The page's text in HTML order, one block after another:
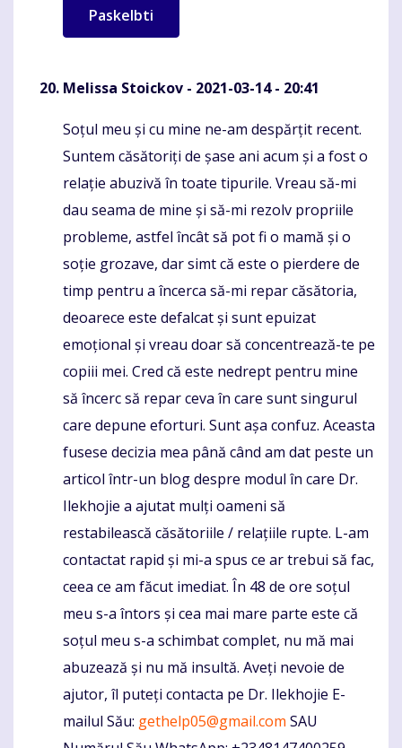
Melissa Stoickov - 2021-03-14 - 20:41
Komentaras
Soțul meu și cu mine ne-am despărțit recent.
Suntem căsătoriți de șase ani acum și a fost o
relație abuzivă în toate tipurile. Vreau să-mi
dau seama de mine și să-mi rezolv propriile
probleme, astfel încât să pot fi o mamă și o
soție grozave, dar simt că este o pierdere de
timp pentru a încerca să-mi repar căsătoria,
deoarece este defalcat și sunt epuizat
emoțional și vreau doar să concentrează-te pe
copiii mei. Cred că este nedrept pentru mine
să încerc să repar ceva în care sunt singurul
care depune eforturi. Sunt așa confuz. Aceasta
fusese decizia mea până când am dat peste un
articol într-un blog despre modul în care Dr.
Ilekhojie a ajutat mulți oameni să
restabilească căsătoriile / relațiile rupte. L-am
contactat rapid și mi-a spus ce ar trebui să fac,
ceea ce am făcut imediat. În 48 de ore soțul
meu s-a întors și cea mai mare parte este că
soțul meu s-a schimbat complet, nu mă mai
abuzează și nu mă insultă. Aveți nevoie de
ajutor, îl puteți contacta pe Dr. Ilekhojie E-
mailul Său: gethelp05@gmail.com SAU